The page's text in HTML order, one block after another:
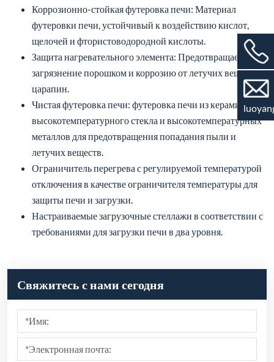
царапин.
Чистая футеровка печи: футеровка печи из керамики,
высокотемпературного стекла и высокотемпературных
металлов для предотвращения попадания пыли и
летучих веществ.
Ограничитель перегрева с регулируемой температурой
отключения в качестве ограничителя температуры для
защиты печи и загрузки.
Настраиваемые загрузочные стеллажи в соответствии с
требованиями для загрузки печи в два уровня.
Свяжитесь с нами сегодня